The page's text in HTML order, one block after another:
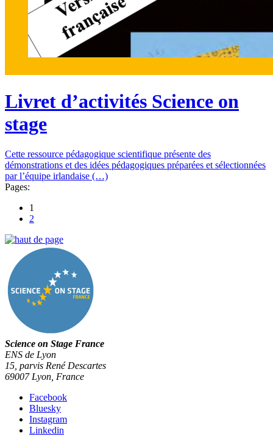
Livret d’activités Science on
stage
Cette ressource pédagogique scientifique présente des
démonstrations et des idées pédagogiques préparées et sélectionnées
par l’équipe irlandaise (…)
Pages:
1
2
Science on Stage France
ENS de Lyon
15, parvis René Descartes
69007 Lyon, France
Facebook
Bluesky
Instagram
Linkedin